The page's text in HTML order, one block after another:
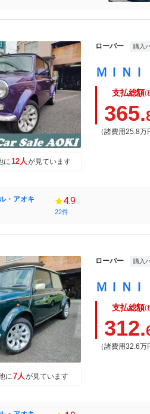
に12人が見ています
ローバー 購入
支払総額(
365.
（諸費用25.8万
・アオキ 4.9
22件
に7人が見ています
ローバー 購入
支払総額(
312.
（諸費用32.6万